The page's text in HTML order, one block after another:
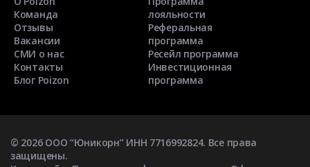
Команда
Отзывы
Вакансии
СМИ о нас
Контакты
Блог Poizon
лояльности
Реферальная
программа
Ресейл программа
Инвестиционная
программа
© 2026ООО “Юникорн” ИНН 7716992824. Все права
защищены.